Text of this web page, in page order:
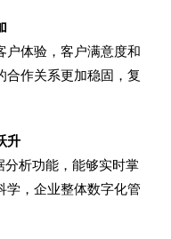
户体验，客户满意度和
合作关系更加稳固，复
升
析功能，能够实时掌
学，企业整体数字化管